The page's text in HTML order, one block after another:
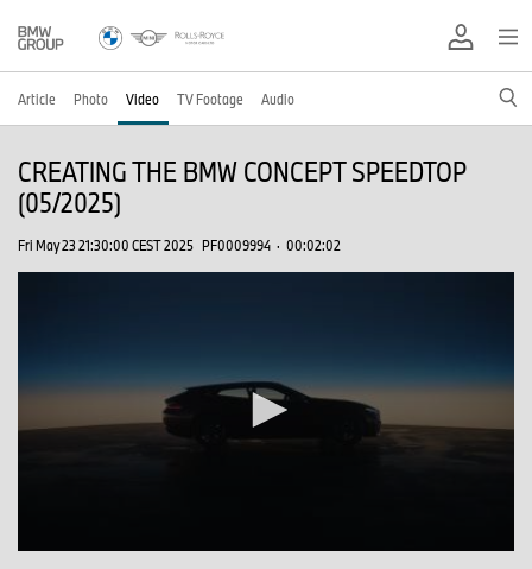
Article Photo Video TV Footage Audio
CREATING THE BMW CONCEPT SPEEDTOP
(05/2025)
Fri May 23 21:30:00 CEST 2025 PF0009994 · 00:02:02